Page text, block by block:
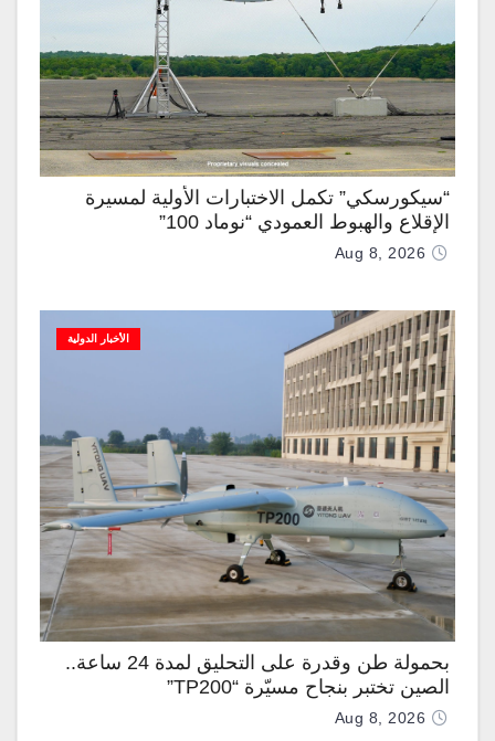
“سيكورسكي” تكمل الاختبارات الأولية لمسيرة
الإقلاع والهبوط العمودي “نوماد 100”
Aug 8, 2026
الأخبار الدولية
بحمولة طن وقدرة على التحليق لمدة 24 ساعة..
الصين تختبر بنجاح مسيّرة “TP200”
Aug 8, 2026